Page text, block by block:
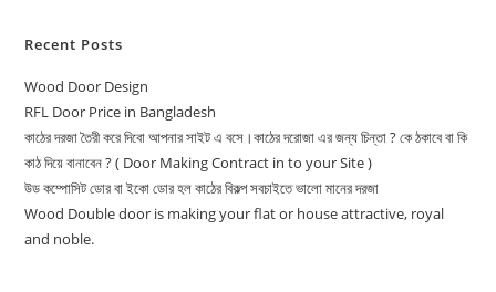
Recent Posts
Wood Door Design
RFL Door Price in Bangladesh
কাঠের দরজা তৈরী করে দিবো আপনার সাইট এ বসে।কাঠের দরোজা এর জন্য চিন্তা ? কে ঠকাবে বা কি
কাঠ দিয়ে বানাবেন ? ( Door Making Contract in to your Site )
উড কম্পোসিট ডোর বা ইকো ডোর হল কাঠের বিকল্প সবচাইতে ভালো মানের দরজা
Wood Double door is making your flat or house attractive, royal
and noble.